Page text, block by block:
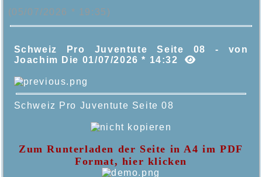
(05/07/2026 * 19:35)
Schweiz Pro Juventute Seite 08 - von
Joachim Die 01/07/2026 * 14:32
Schweiz Pro Juventute Seite 08
Zum Runterladen der Seite in A4 im PDF
Format, hier klicken